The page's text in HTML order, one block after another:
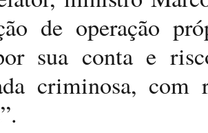
de operação
sua conta e
criminosa, com